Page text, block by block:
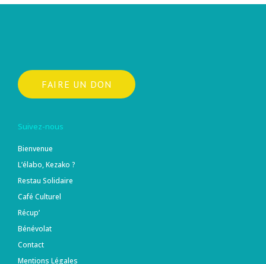
FAIRE UN DON
Suivez-nous
Bienvenue
L’élabo, Kezako ?
Restau Solidaire
Café Culturel
Récup’
Bénévolat
Contact
Mentions Légales